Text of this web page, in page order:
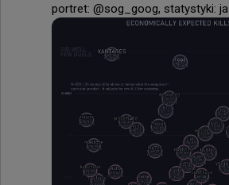
portret: @sog_goog, statystyki: ja